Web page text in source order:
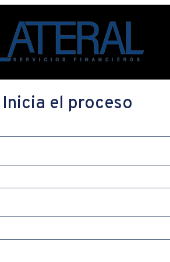
Inicia el proceso